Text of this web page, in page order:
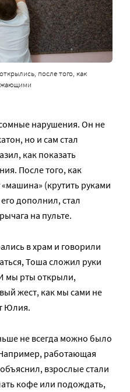
после того, как
нарушения. Он не
но и сам стал
как показать
После того, как
(крутить руками
дополнил, стал
на пульте.
в храм и говорили
Тоша сложил руки
мы рты открыли,
жест, как мы сами не
Юлия.
не всегда можно было
Например, работающая
взрослые стали
кофе или подождать,